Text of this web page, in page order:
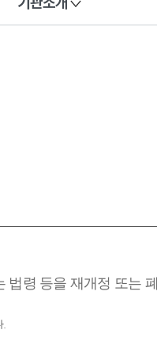
령 등을 재개정 또는